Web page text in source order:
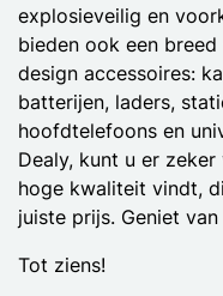
explosieveilig en
bieden ook een
design accessoires:
batterijen, laders,
hoofdtelefoons en
Dealy, kunt u er
hoge kwaliteit vindt,
juiste prijs. Geniet
Tot ziens!